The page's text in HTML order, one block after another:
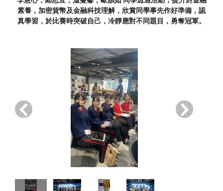
素養，加密貨幣及金融科技理解，欣賞同學事先作好準備，認
真學習，於比賽時突破自己，冷靜應對不同題目，勇奪冠軍。
‹ ›